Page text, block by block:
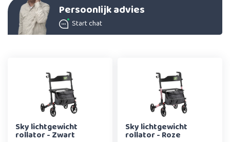
Persoonlijk advies
Start chat
Sky lichtgewicht
rollator - Zwart
Sky lichtgewicht
rollator - Roze